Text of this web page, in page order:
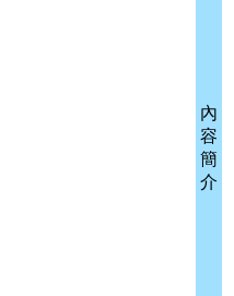
內
容
簡
介